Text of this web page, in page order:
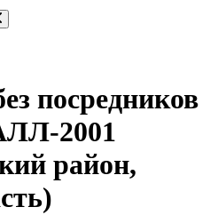
посредников
2001
район,